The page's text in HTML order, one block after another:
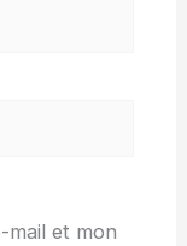
mail et mon